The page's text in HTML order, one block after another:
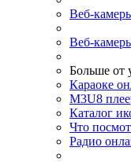
Веб-
Веб-
Больше от
Караоке
M3U8
Каталог
Что
Радио